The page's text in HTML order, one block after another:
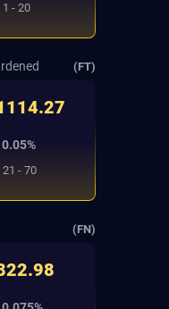
1 - 20
(FT)
0.05%
21 - 70
(FN)